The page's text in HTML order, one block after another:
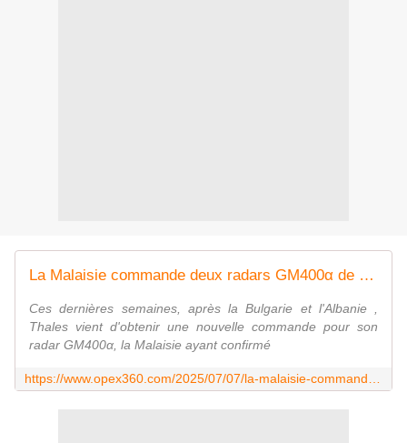
La Malaisie commande deux radars GM400α de plus et évoque l'achat "d'actifs stratégiques" auprès de la France - Zone Militaire
Ces dernières semaines, après la Bulgarie et l'Albanie ,
Thales vient d'obtenir une nouvelle commande pour son
radar GM400α, la Malaisie ayant confirmé